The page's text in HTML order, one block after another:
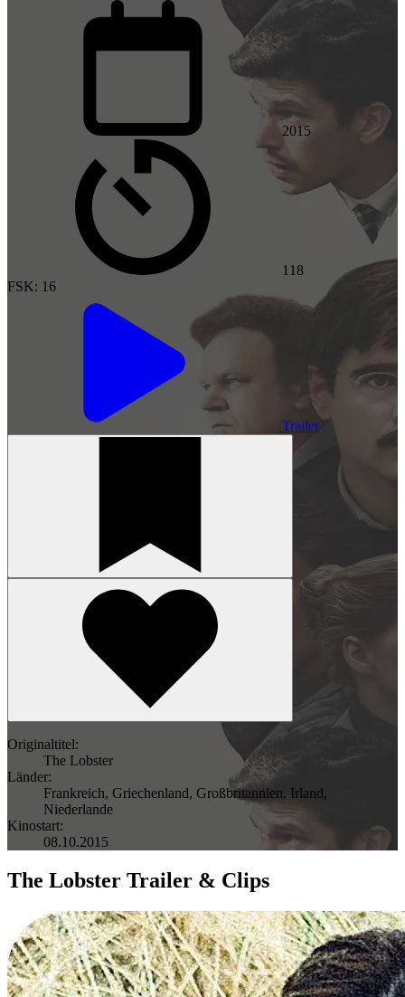
2015
118
FSK: 16
Trailer
Originaltitel:
The Lobster
Länder:
Frankreich, Griechenland, Großbritannien, Irland,
Niederlande
Kinostart:
08.10.2015
The Lobster Trailer & Clips